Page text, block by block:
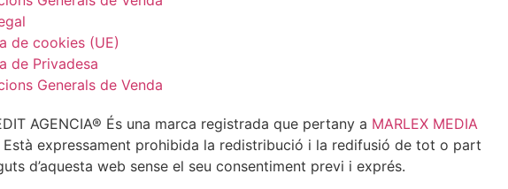
de cookies (UE)
de Privadesa
Generals de Venda
AGENCIA® És una marca registrada que pertany a MARLEX MEDIA
Està expressament prohibida la redistribució i la redifusió de tot o part
d’aquesta web sense el seu consentiment previ i exprés.